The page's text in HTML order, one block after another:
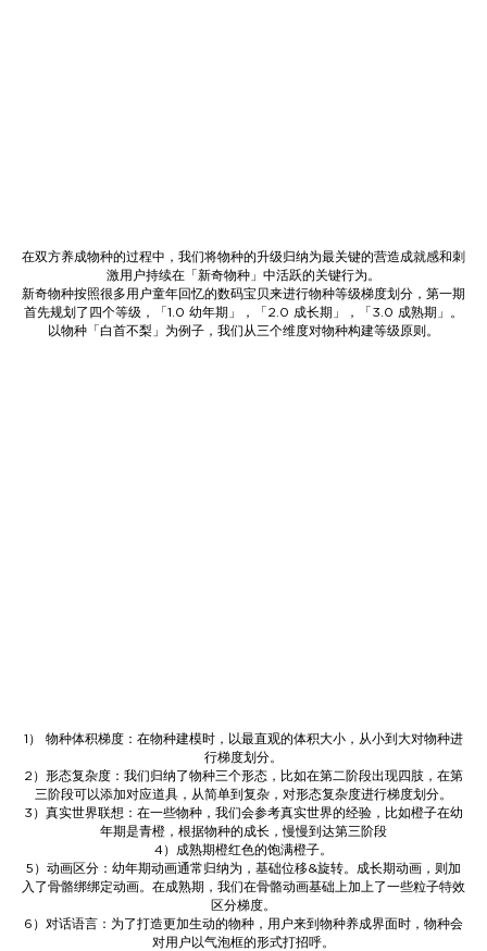
在双方养成物种的过程中，我们将物种的升级归纳为最关键的营造成就感和刺
激用户持续在「新奇物种」中活跃的关键行为。
新奇物种按照很多用户童年回忆的数码宝贝来进行物种等级梯度划分，第一期
首先规划了四个等级，「1.0 幼年期」，「2.0 成长期」，「3.0 成熟期」。
以物种「白首不梨」为例子，我们从三个维度对物种构建等级原则。
1） 物种体积梯度：在物种建模时，以最直观的体积大小，从小到大对物种进
行梯度划分。
2）形态复杂度：我们归纳了物种三个形态，比如在第二阶段出现四肢，在第
三阶段可以添加对应道具，从简单到复杂，对形态复杂度进行梯度划分。
3）真实世界联想：在一些物种，我们会参考真实世界的经验，比如橙子在幼
年期是青橙，根据物种的成长，慢慢到达第三阶段
4）成熟期橙红色的饱满橙子。
5）动画区分：幼年期动画通常归纳为，基础位移&旋转。成长期动画，则加
入了骨骼绑绑定动画。在成熟期，我们在骨骼动画基础上加上了一些粒子特效
区分梯度。
6）对话语言：为了打造更加生动的物种，用户来到物种养成界面时，物种会
对用户以气泡框的形式打招呼。